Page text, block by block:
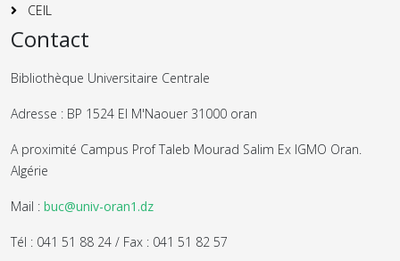
CEIL
Contact
Bibliothèque Universitaire Centrale
Adresse : BP 1524 El M'Naouer 31000 oran
A proximité Campus Prof Taleb Mourad Salim Ex IGMO Oran.
Algérie
Mail : buc@univ-oran1.dz
Tél : 041 51 88 24 / Fax : 041 51 82 57